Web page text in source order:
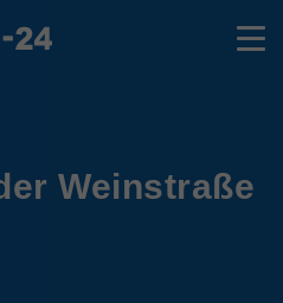
Weinstraße